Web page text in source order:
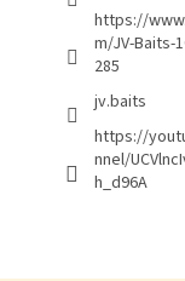
https://
m/JV-Baits-
285
jv.baits
https://
nnel/
h_d96A